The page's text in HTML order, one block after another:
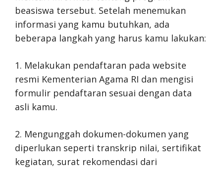
beasiswa tersebut. Setelah menemukan
informasi yang kamu butuhkan, ada
beberapa langkah yang harus kamu lakukan:
1. Melakukan pendaftaran pada website
resmi Kementerian Agama RI dan mengisi
formulir pendaftaran sesuai dengan data
asli kamu.
2. Mengunggah dokumen-dokumen yang
diperlukan seperti transkrip nilai, sertifikat
kegiatan, surat rekomendasi dari